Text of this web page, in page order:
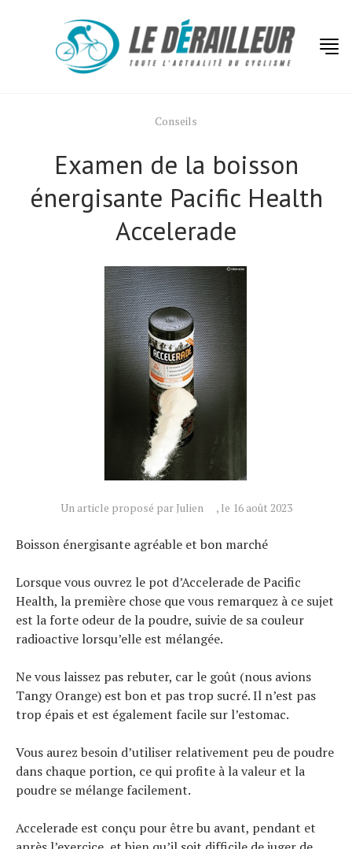
Conseils
Examen de la boisson
énergisante Pacific Health
Accelerade
Un article proposé par Julien , le 16 août 2023
Boisson énergisante agréable et bon marché
Lorsque vous ouvrez le pot d’Accelerade de Pacific
Health, la première chose que vous remarquez à ce sujet
est la forte odeur de la poudre, suivie de sa couleur
radioactive lorsqu’elle est mélangée.
Ne vous laissez pas rebuter, car le goût (nous avions
Tangy Orange) est bon et pas trop sucré. Il n’est pas
trop épais et est également facile sur l’estomac.
Vous aurez besoin d’utiliser relativement peu de poudre
dans chaque portion, ce qui profite à la valeur et la
poudre se mélange facilement.
Accelerade est conçu pour être bu avant, pendant et